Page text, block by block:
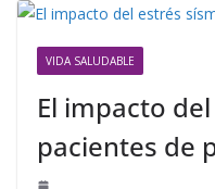
VIDA SALUDABLE
El impacto
pacientes de